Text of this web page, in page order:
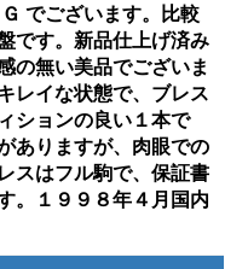
でございます。比較
です。新品仕上げ済み
の無い美品でございま
レイな状態で、ブレス
ションの良い１本で
ありますが、肉眼での
スはフル駒で、保証書
。１９９８年４月国内